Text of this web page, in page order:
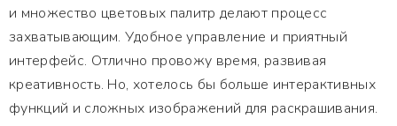
и множество цветовых палитр делают процесс
захватывающим. Удобное управление и приятный
интерфейс. Отлично провожу время, развивая
креативность. Но, хотелось бы больше интерактивных
функций и сложных изображений для раскрашивания.